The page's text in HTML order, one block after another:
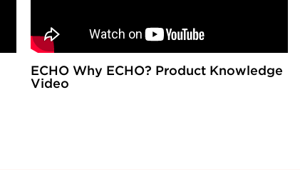
ECHO Why ECHO? Product Knowledge
Video